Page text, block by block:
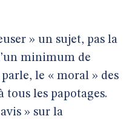
» un sujet, pas la
minimum de
le « moral » des
tous les papotages.
» sur la